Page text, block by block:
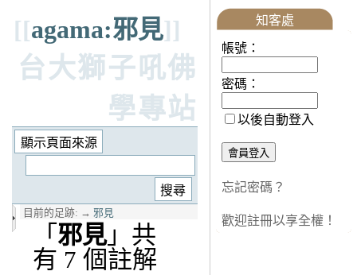
[[agama:邪見]]
台大獅子吼佛
學專站
目前的足跡: → 邪見
「 邪見」共
有 7 個註解
知客處
帳號：
密碼：
以後自動登入
忘記密碼？
歡迎註冊以享全權！